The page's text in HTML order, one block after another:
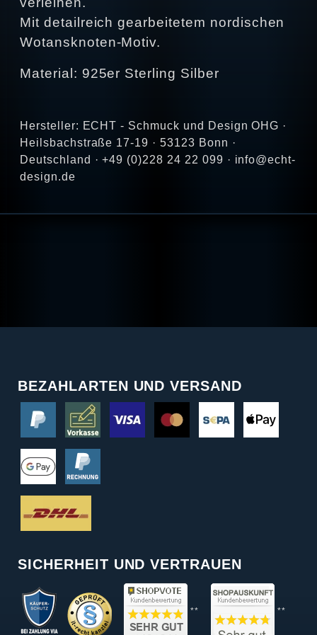
Mit detailreich gearbeitetem nordischen
Wotansknoten-Motiv.
Material: 925er Sterling Silber
Hersteller: ECHT - Schmuck und Design OHG ·
Heilsbachstraße 17-19 · 53123 Bonn ·
Deutschland · +49 (0)228 24 22 099 · info@echt-
design.de
BEZAHLARTEN UND VERSAND
SICHERHEIT UND VERTRAUEN
** **